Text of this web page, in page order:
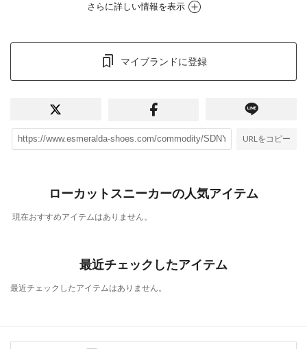
さらに詳しい情報を表示
マイブランドに登録
URLをコピー
ローカットスニーカーの人気アイテム
現在おすすめアイテムはありません。
最近チェックしたアイテム
最近チェックしたアイテムはありません。